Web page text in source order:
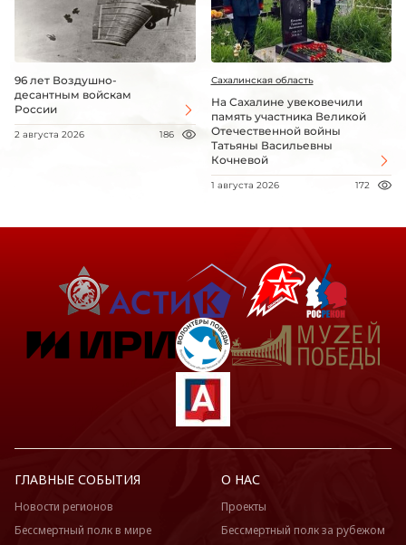
96 лет Воздушно-
десантным войскам
России
2 августа 2026 186
Сахалинская область
На Сахалине увековечили
память участника Великой
Отечественной войны
Татьяны Васильевны
Кочневой
1 августа 2026 172
ГЛАВНЫЕ СОБЫТИЯ
Новости регионов
Бессмертный полк в мире
О НАС
Проекты
Бессмертный полк за рубежом